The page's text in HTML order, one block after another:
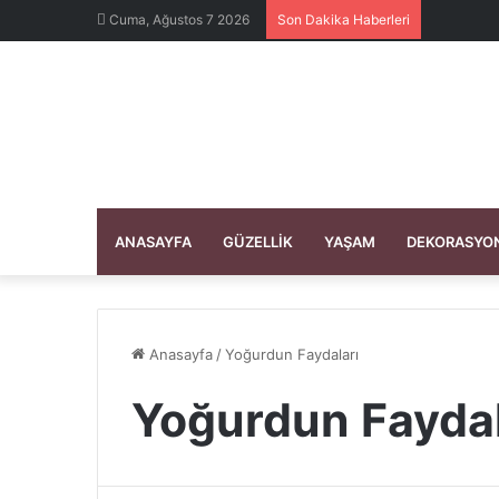
Cuma, Ağustos 7 2026 Son Dakika Haberleri
ANASAYFA GÜZELLIK YAŞAM
Anasayfa /Yoğurdun Faydaları
Yoğurdun